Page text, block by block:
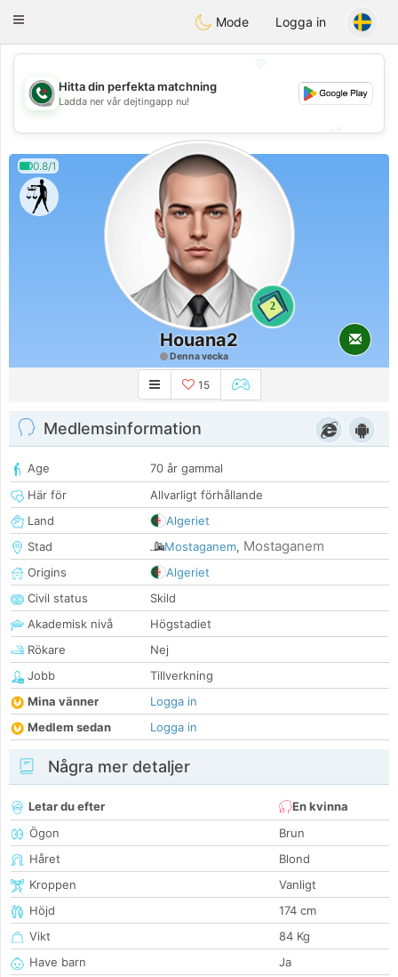
Weshrak
Toggle
Mode Logga in
💖
💕
Hitta din perfekta matchning
Ladda ner vår dejtingapp nu!
0.8/1
2
Houana2
Denna vecka
15
Medlemsinformation
Age
70 år gammal
Här för
Allvarligt förhållande
Land
Algeriet
Stad
Mostaganem, Mostaganem
Origins
Algeriet
Civil status
Skild
Akademisk nivå
Högstadiet
Rökare
Nej
Jobb
Tillverkning
Mina vänner
Logga in
Medlem sedan
Logga in
Några mer detaljer
Letar du efter
En kvinna
Ögon
Brun
Håret
Blond
Kroppen
Vanligt
Höjd
174 cm
Vikt
84 Kg
Have barn
Ja